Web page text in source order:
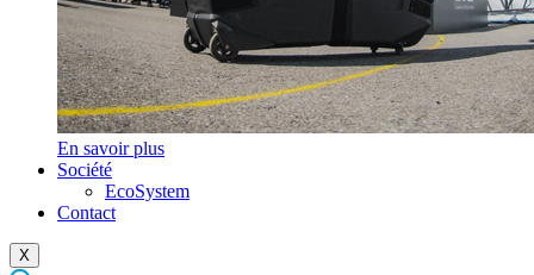
En savoir plus
Société
EcoSystem
Contact
X